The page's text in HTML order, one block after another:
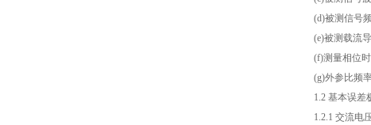
(d)被测信号
(e)被测载流
(f)测量相位
(g)外参比频
1.2 基本误差
1.2.1 交流电